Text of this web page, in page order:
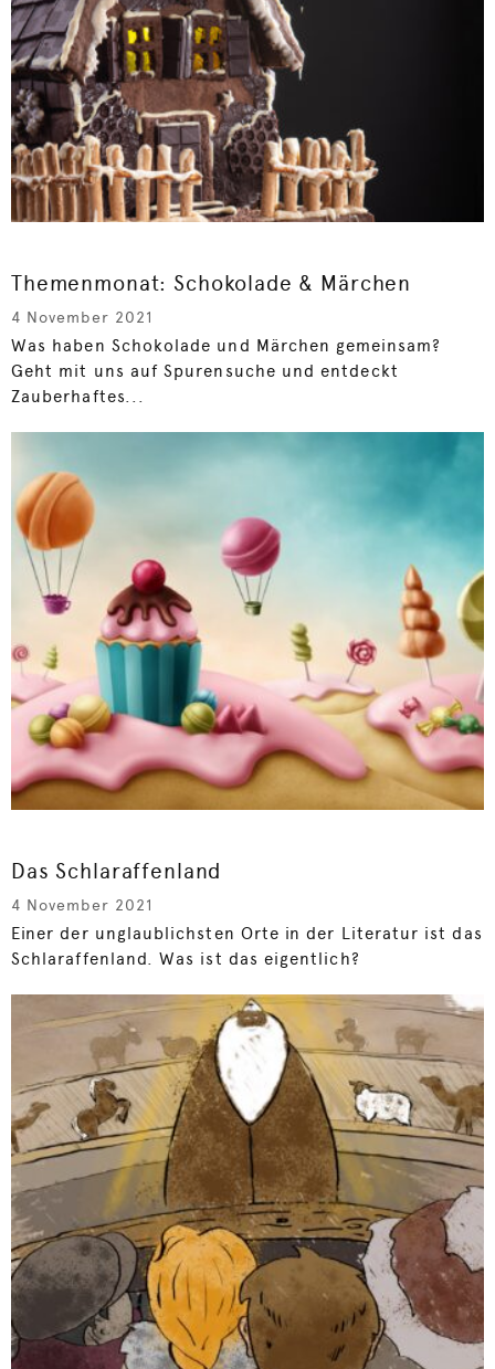
Themenmonat: Schokolade & Märchen
4 November 2021
Was haben Schokolade und Märchen gemeinsam?
Geht mit uns auf Spurensuche und entdeckt
Zauberhaftes...
Das Schlaraffenland
4 November 2021
Einer der unglaublichsten Orte in der Literatur ist das
Schlaraffenland. Was ist das eigentlich?